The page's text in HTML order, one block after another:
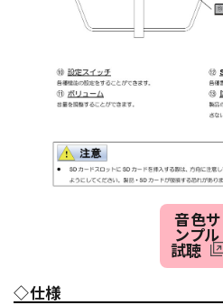
音色サ
ンプル
試聴
◇仕様